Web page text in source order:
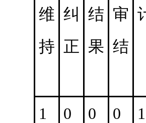
维
持
纠
正
结
果
审
结
1 0 0 0
1